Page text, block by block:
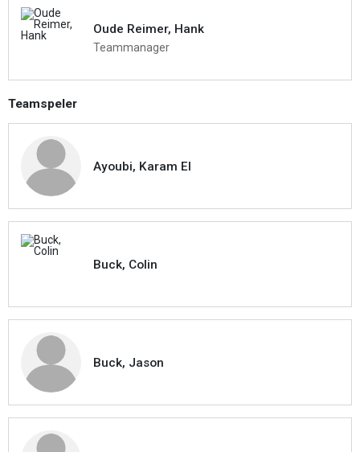
Oude Reimer, Hank
Teammanager
Teamspeler
Ayoubi, Karam El
Buck, Colin
Buck, Jason